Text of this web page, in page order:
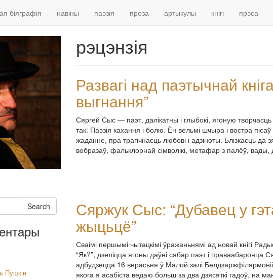
біяграфія навіны паэзія проза артыкулы кнігі прэса
Search
Пушкін
рэцэнзія
Развагі над паэтычнай
выгнання”
Сяргей Сыс — паэт, далікатны і глыбокі, ягоную
так: Паэзія кахання і болю. Ён вельмі шчыра і востра
жаданне, пра трагічнасць любові і адзіноты. Блізкасць
вобразаў, фальклорнай сімволікі, метафар з палёў,
Сяржук Сыс: “Дубавец у
жыцьцё”
Сваімі першымі чытацкімі ўражаньнямі ад новай кнігі
“Як?”, дзеліцца ягоны даўні сябар паэт і праваабаронца
адбудзецца 16 верасьня ў Малой залі
якога я асабіста ведаю больш за два дзясяткі гадоў, на